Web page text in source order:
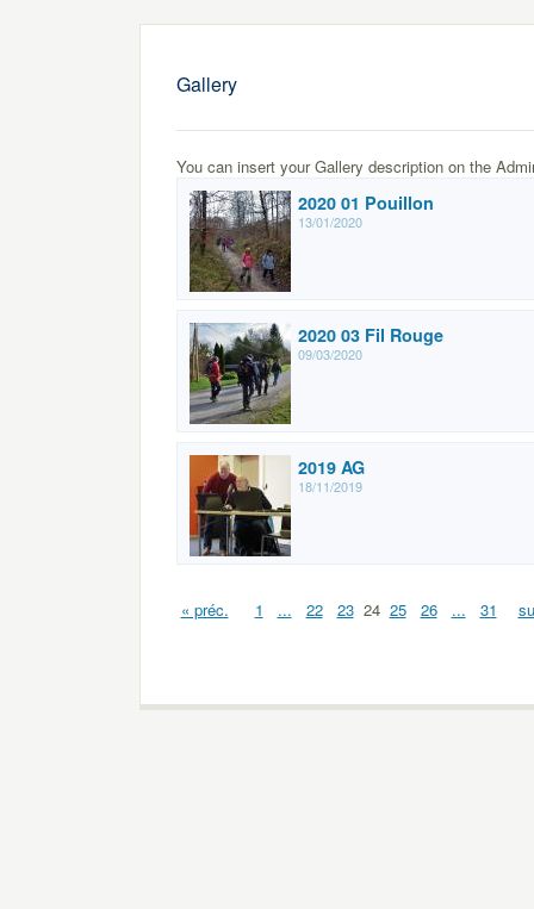
Gallery
You can insert your Gallery description on the
2020 01 Pouillon
13/01/2020
2020 03 Fil Rouge
09/03/2020
2019 AG
18/11/2019
« préc. 1 ... 22 23 24 25 26 ... 31